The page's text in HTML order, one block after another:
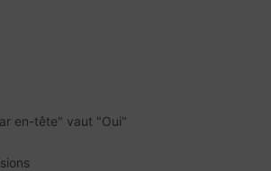
en-tête" vaut "Oui"